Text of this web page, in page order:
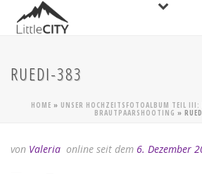
RUEDI-383
HOME » UNSER HOCHZEITSFOTOALBUM TEIL
BRAUTPAARSHOOTING »
von Valeria online seit dem 6. Dezember